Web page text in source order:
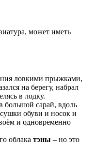
может иметь
ловкими прыжками,
на берегу, набрал
в лодку.
сарай, вдоль
обуви и носок и
и одновременно
облака тэны – но это